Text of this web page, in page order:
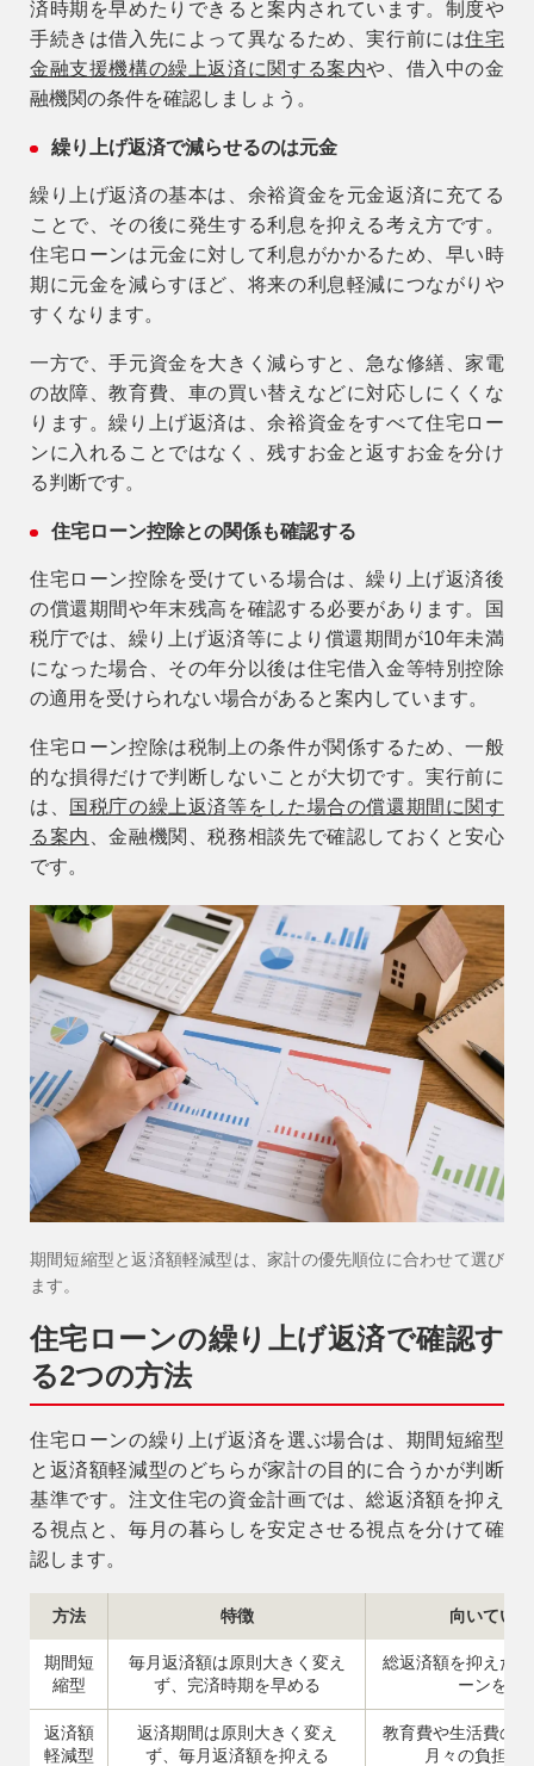
済時期を早めたりできると案内されています。制度や
手続きは借入先によって異なるため、実行前には住宅
金融支援機構の繰上返済に関する案内や、借入中の金
融機関の条件を確認しましょう。
繰り上げ返済で減らせるのは元金
繰り上げ返済の基本は、余裕資金を元金返済に充てる
ことで、その後に発生する利息を抑える考え方です。
住宅ローンは元金に対して利息がかかるため、早い時
期に元金を減らすほど、将来の利息軽減につながりや
すくなります。
一方で、手元資金を大きく減らすと、急な修繕、家電
の故障、教育費、車の買い替えなどに対応しにくくな
ります。繰り上げ返済は、余裕資金をすべて住宅ロー
ンに入れることではなく、残すお金と返すお金を分け
る判断です。
住宅ローン控除との関係も確認する
住宅ローン控除を受けている場合は、繰り上げ返済後
の償還期間や年末残高を確認する必要があります。国
税庁では、繰り上げ返済等により償還期間が10年未満
になった場合、その年分以後は住宅借入金等特別控除
の適用を受けられない場合があると案内しています。
住宅ローン控除は税制上の条件が関係するため、一般
的な損得だけで判断しないことが大切です。実行前に
は、
国税庁の繰上返済等をした場合の償還期間に関す
る案内 、金融機関、税務相談先で確認しておくと安心
です。
期間短縮型と返済額軽減型は、家計の優先順位に合わせて選び
ます。
住宅ローンの繰り上げ返済で確認す
る2つの方法
住宅ローンの繰り上げ返済を選ぶ場合は、期間短縮型
と返済額軽減型のどちらが家計の目的に合うかが判断
基準です。注文住宅の資金計画では、総返済額を抑え
る視点と、毎月の暮らしを安定させる視点を分けて確
認します。
方法 特徴 向いてい
期間短
縮型
毎月返済額は原則大きく変え
ず、完済時期を早める
総返済額を抑えた
ーンを終
返済額
軽減型
返済期間は原則大きく変え
ず、毎月返済額を抑える
教育費や生活費の
月々の負担を